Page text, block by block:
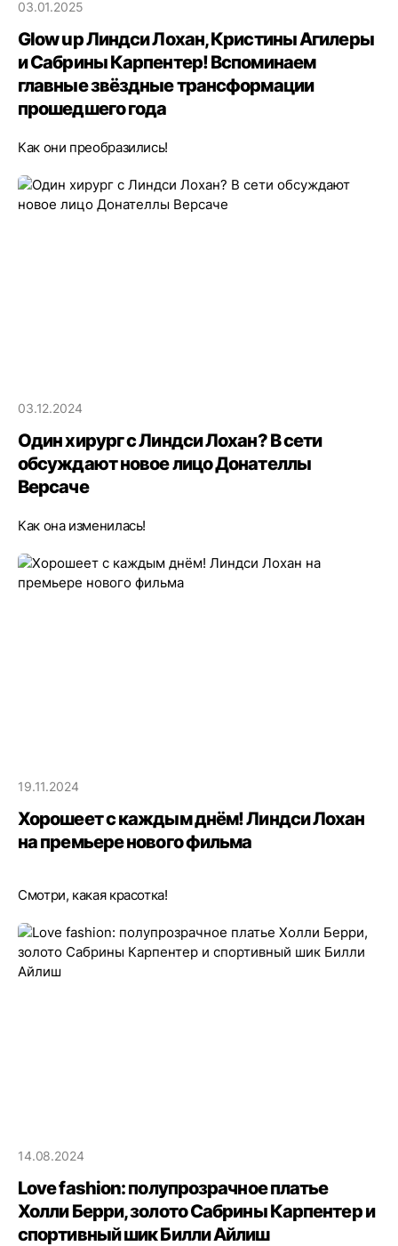
03.01.2025
Glow up Линдси Лохан, Кристины Агилеры
и Сабрины Карпентер! Вспоминаем
главные звёздные трансформации
прошедшего года
Как они преобразились!
03.12.2024
Один хирург с Линдси Лохан? В сети
обсуждают новое лицо Донателлы
Версаче
Как она изменилась!
19.11.2024
Хорошеет с каждым днём! Линдси Лохан
на премьере нового фильма
Смотри, какая красотка!
14.08.2024
Love fashion: полупрозрачное платье
Холли Берри, золото Сабрины Карпентер и
спортивный шик Билли Айлиш